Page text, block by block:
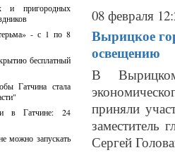
и пригородных
- с 1 по 8
бесплатный
Гатчина стала
в Гатчине: 24
можно запускать
08 февраля
Вырицкое
освещению
В
приняли
заместитель
Сергей